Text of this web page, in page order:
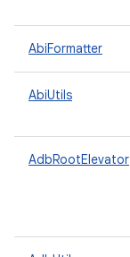
AbiFormatter
AbiUtils
AdbRootElevator